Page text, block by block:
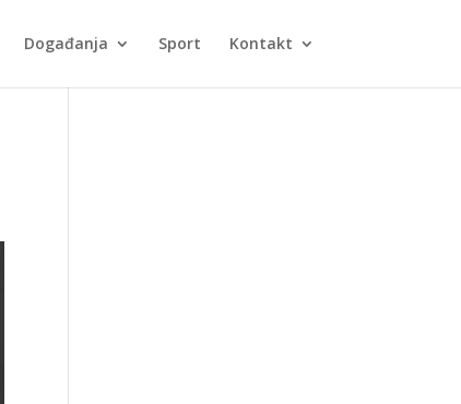
Događanja Sport Kontakt